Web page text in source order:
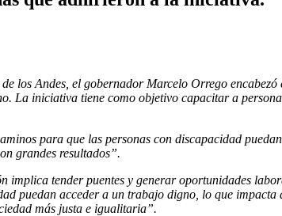
los Andes, el gobernador Marcelo Orrego
iniciativa tiene como objetivo capacitar a
para que las personas con discapacidad
grandes resultados”.
tender puentes y generar oportunidades
puedan acceder a un trabajo digno, lo que
más justa e igualitaria”.